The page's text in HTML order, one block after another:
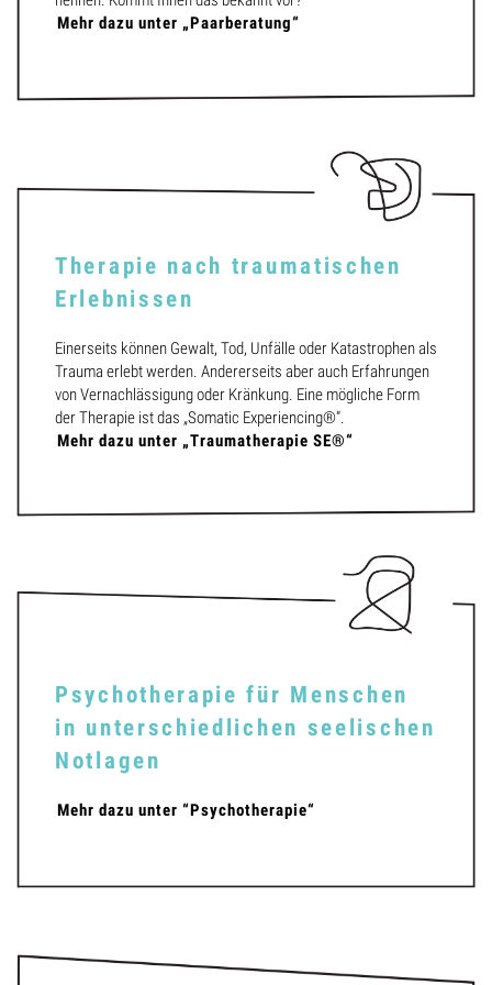
Mehr dazu unter „Paarberatung“
Therapie nach traumatischen
Erlebnissen
Einerseits können Gewalt, Tod, Unfälle oder Katastrophen als
Trauma erlebt werden. Andererseits aber auch Erfahrungen
von Vernachlässigung oder Kränkung. Eine mögliche Form
der Therapie ist das „Somatic Experiencing®“.
Mehr dazu unter „Traumatherapie SE®“
Psychotherapie für Menschen
in unterschiedlichen seelischen
Notlagen
Mehr dazu unter “Psychotherapie“